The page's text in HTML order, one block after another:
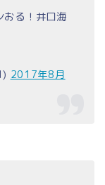
おる！井口海
2017年8月